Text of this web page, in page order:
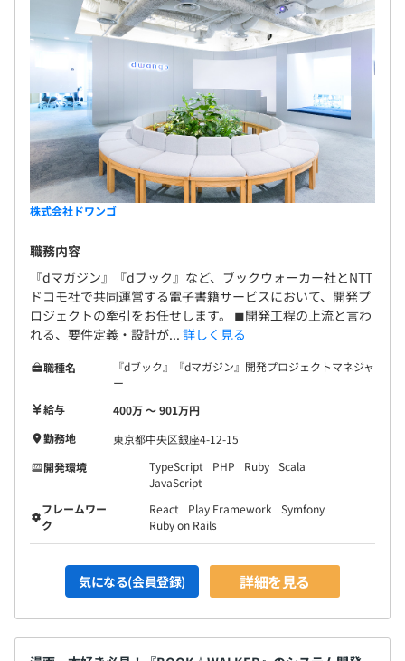
株式会社ドワンゴ
職務内容
『dマガジン』『dブック』など、ブックウォーカー社とNTT
ドコモ社で共同運営する電子書籍サービスにおいて、開発プ
ロジェクトの牽引をお任せします。 ◼︎開発工程の上流と言わ
れる、要件定義・設計が... 詳しく見る
職種名
『dブック』『dマガジン』開発プロジェクトマネジャ
ー
給与
400万 〜 901万円
勤務地
東京都中央区銀座4-12-15
開発環境
TypeScript PHP Ruby Scala
JavaScript
フレームワー
ク
React Play Framework
Symfony
Ruby on Rails
気になる(会員登録) 詳細を見る